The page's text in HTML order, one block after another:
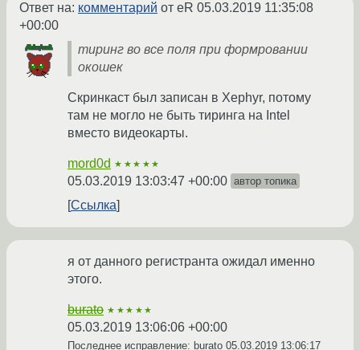
Ответ на: комментарий от eR 05.03.2019 11:35:08
+00:00
тиринг во все поля при формровании
окошек
Скринкаст был записан в Xephyr, потому
там не могло не быть тиринга на Intel
вместо видеокарты.
mord0d ★★★★★
05.03.2019 13:03:47 +00:00 автор топика
Ссылка
я от данного регистранта ожидал именно
этого.
burato ★★★★★
05.03.2019 13:06:06 +00:00
Последнее исправление: burato 05.03.2019 13:06:17